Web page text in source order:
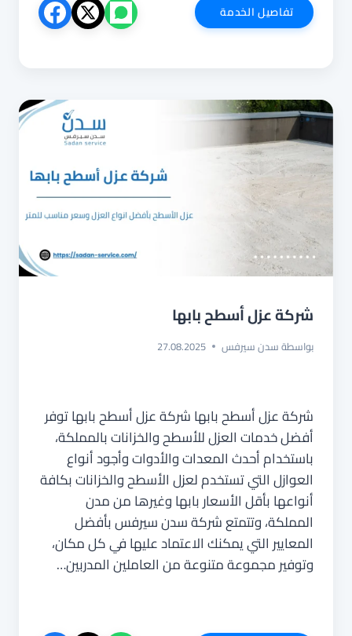
تفاصيل الخدمةشركة
عزل
شركة عزل أسطح بابها
بواسطةسدن سيرفس 27.08.2025
شركة عزل أسطح بابها شركة عزل أسطح بابها توفر
أفضل خدمات العزل للأسطح والخزانات بالمملكة،
باستخدام أحدث المعدات والأدوات وأجود أنواع
العوازل التي تستخدم لعزل الأسطح والخزانات بكافة
أنواعها بأقل الأسعار بابها وغيرها من مدن
المملكة، وتتمتع شركة سدن سيرفس بأفضل
المعايير التي يمكنك الاعتماد عليها في كل مكان،
وتوفير مجموعة متنوعة من العاملين المدربين…